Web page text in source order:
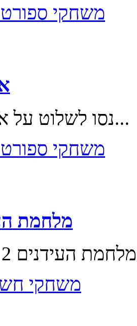
משחקי ספורט
נסו לשלוט על אופנוע ים...
משחקי ספורט
מלחמת
משחקי